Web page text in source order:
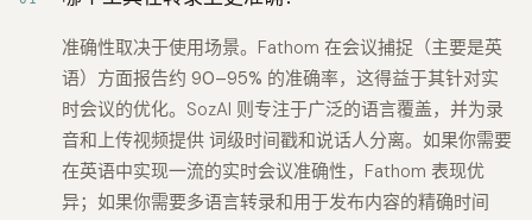
准确性取决于使用场景。 Fathom 在会议捕捉（主要是英
语）方面报告约 90–95% 的准确率，这得益于其针对实
时会议的优化。SozAI 则专注于广泛的语言覆盖，并为录
音和上传视频提供 词级时间戳和说话人分离。如果你需要
在英语中实现一流的实时会议准确性，Fathom 表现优
异；如果你需要多语言转录和用于发布内容的精确时间